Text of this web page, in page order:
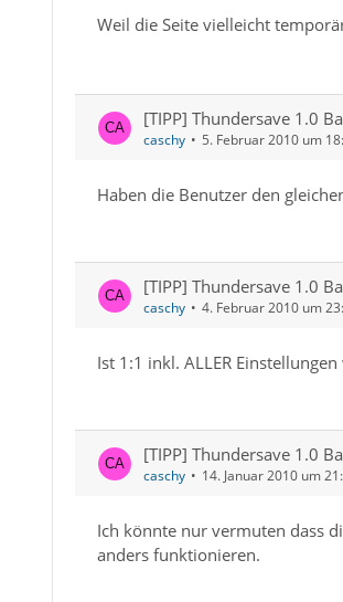
Weil die Seite vielleicht
[TIPP] Thundersave 1.0
caschy 5. Februar 2010 um
Haben die Benutzer den
[TIPP] Thundersave 1.0
caschy 4. Februar 2010 um
Ist 1:1 inkl. ALLER
[TIPP] Thundersave 1.0
caschy 14. Januar 2010 um
Ich könnte nur vermuten dass
anders funktionieren.